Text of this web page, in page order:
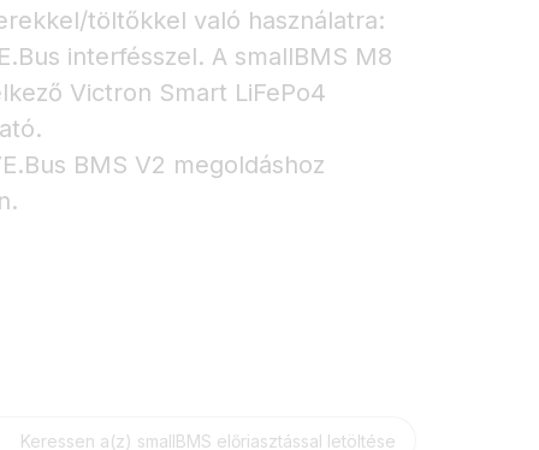
töltőkkel való használatra:
interfésszel. A smallBMS M8
Victron Smart LiFePo4
BMS V2 megoldáshoz